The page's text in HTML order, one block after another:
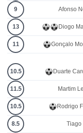
9 Afonso
13 Diogo
11 Gonçalo
10.5 Duarte
11.5 Martim
10.5 Rodrigo
8.5 Tiago